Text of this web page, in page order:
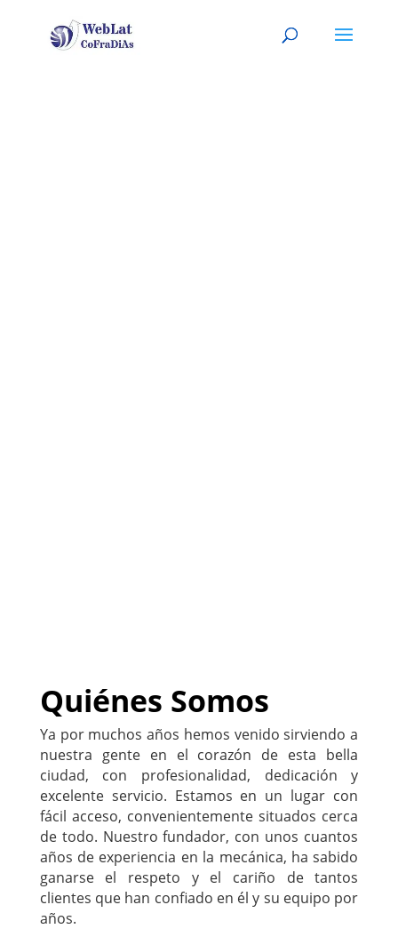
Quiénes Somos
Ya por muchos años hemos venido sirviendo a
nuestra gente en el corazón de esta bella
ciudad, con profesionalidad, dedicación y
excelente servicio. Estamos en un lugar con
fácil acceso, convenientemente situados cerca
de todo. Nuestro fundador, con unos cuantos
años de experiencia en la mecánica, ha sabido
ganarse el respeto y el cariño de tantos
clientes que han confiado en él y su equipo por
años.